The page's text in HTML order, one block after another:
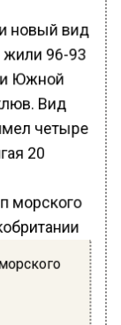
новый вид
жили 96-93
Южной
Вид
четыре
20